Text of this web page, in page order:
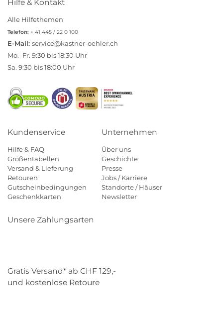
Hilfe & Kontakt
Alle Hilfethemen
Telefon: + 41 445 / 22 0 100
E-Mail: service@kastner-oehler.ch
Mo.–Fr. 9:30 bis 18:30 Uhr
Sa. 9:30 bis 18:00 Uhr
Kundenservice
Hilfe & FAQ
Größentabellen
Versand & Lieferung
Retouren
Gutscheinbedingungen
Geschenkkarten
Unternehmen
Über uns
Geschichte
Presse
Jobs / Karriere
Standorte / Häuser
Newsletter
Unsere Zahlungsarten
Gratis Versand* ab CHF 129,-
und kostenlose Retoure